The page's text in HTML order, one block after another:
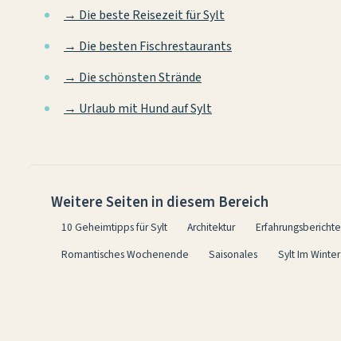
→ Die beste Reisezeit für Sylt
→ Die besten Fischrestaurants
→ Die schönsten Strände
→ Urlaub mit Hund auf Sylt
Weitere Seiten in diesem Bereich
10 Geheimtipps für Sylt Architektur Erfahrungsberichte
Romantisches Wochenende
Saisonales Sylt Im Winter